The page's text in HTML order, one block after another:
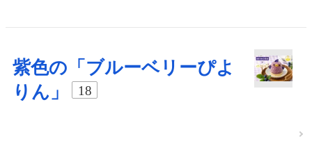
紫色の「ブルーベリーぴよ
りん」
18